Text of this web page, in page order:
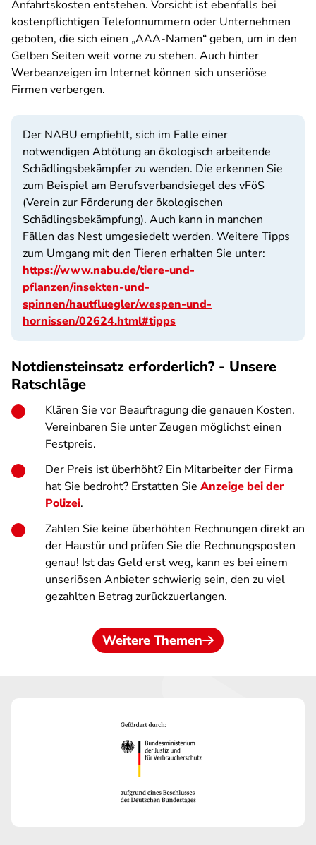
Anfahrtskosten entstehen. Vorsicht ist ebenfalls bei
kostenpflichtigen Telefonnummern oder Unternehmen
geboten, die sich einen „AAA-Namen“ geben, um in den
Gelben Seiten weit vorne zu stehen. Auch hinter
Werbeanzeigen im Internet können sich unseriöse
Firmen verbergen.
Der NABU empfiehlt, sich im Falle einer
notwendigen Abtötung an ökologisch arbeitende
Schädlingsbekämpfer zu wenden. Die erkennen Sie
zum Beispiel am Berufsverbandsiegel des vFöS
(Verein zur Förderung der ökologischen
Schädlingsbekämpfung). Auch kann in manchen
Fällen das Nest umgesiedelt werden. Weitere Tipps
zum Umgang mit den Tieren erhalten Sie unter:
https://www.nabu.de/tiere-und-
pflanzen/insekten-und-
spinnen/hautfluegler/wespen-und-
hornissen/02624.html#tipps
Notdiensteinsatz erforderlich? - Unsere
Ratschläge
Klären Sie vor Beauftragung die genauen Kosten.
Vereinbaren Sie unter Zeugen möglichst einen
Festpreis.
Der Preis ist überhöht? Ein Mitarbeiter der Firma
hat Sie bedroht? Erstatten Sie Anzeige bei der
Polizei.
Zahlen Sie keine überhöhten Rechnungen direkt an
der Haustür und prüfen Sie die Rechnungsposten
genau! Ist das Geld erst weg, kann es bei einem
unseriösen Anbieter schwierig sein, den zu viel
gezahlten Betrag zurückzuerlangen.
Weitere Themen